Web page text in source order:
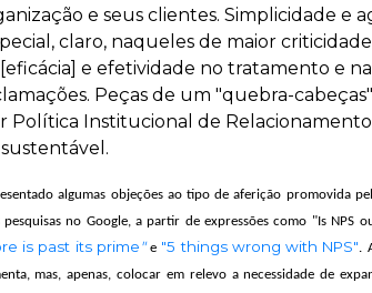
e seus clientes. Simplicidade e
claro, naqueles de maior
e efetividade no tratamento e
Peças de um "quebra-
Institucional de Relacionamento
algumas objeções ao tipo de aferição promovida
no Google, a partir de expressões como "Is NPS
is past its prime"e "5 things wrong with NPS".
mas, apenas, colocar em relevo a necessidade de